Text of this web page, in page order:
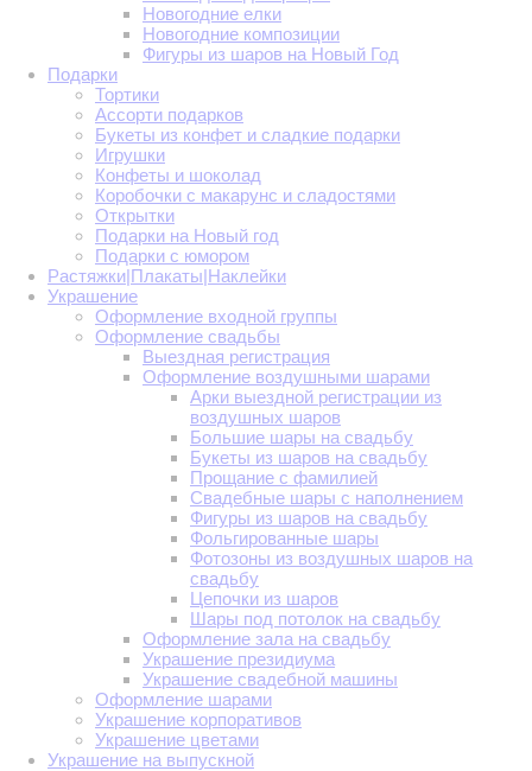
Новогодние елки
Новогодние композиции
Фигуры из шаров на Новый Год
Подарки
Тортики
Ассорти подарков
Букеты из конфет и сладкие подарки
Игрушки
Конфеты и шоколад
Коробочки с макарунс и сладостями
Открытки
Подарки на Новый год
Подарки с юмором
Растяжки|Плакаты|Наклейки
Украшение
Оформление входной группы
Оформление свадьбы
Выездная регистрация
Оформление воздушными шарами
Арки выездной регистрации из
воздушных шаров
Большие шары на свадьбу
Букеты из шаров на свадьбу
Прощание с фамилией
Свадебные шары с наполнением
Фигуры из шаров на свадьбу
Фольгированные шары
Фотозоны из воздушных шаров на
свадьбу
Цепочки из шаров
Шары под потолок на свадьбу
Оформление зала на свадьбу
Украшение президиума
Украшение свадебной машины
Оформление шарами
Украшение корпоративов
Украшение цветами
Украшение на выпускной